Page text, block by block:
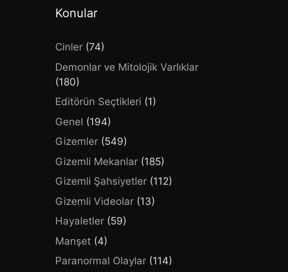
Konular
Cinler (74)
Demonlar ve Mitolojik Varlıklar
(180)
Editörün Seçtikleri (1)
Genel (194)
Gizemler (549)
Gizemli Mekanlar (185)
Gizemli Şahsiyetler (112)
Gizemli Videolar (13)
Hayaletler (59)
Manşet (4)
Paranormal Olaylar (114)